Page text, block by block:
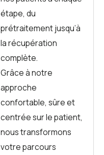
étape, du
prétraitement jusqu’à
la récupération
complète.
Grâce à notre
approche
confortable, sûre et
centrée sur le patient,
nous transformons
votre parcours